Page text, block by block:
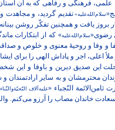
فرهنگی و رفاهی که به آن
سلام‌الله‌علیه»تقدیم گردید، و
بروز یافت و همچنین تفکّر روشن
رضوی«سلام‌الله‌علیه» که از ابتکارات
وفا و روحیۀ معنوی و خلوص و
اعلی، اجر و پاداش الهی را برای
رحلت این صدیق دیرین و باوفا و
محترمشان و به سایر
النّجباء «علیه‌آلاف
خاندان مصاب را آرزو می‌کنم.